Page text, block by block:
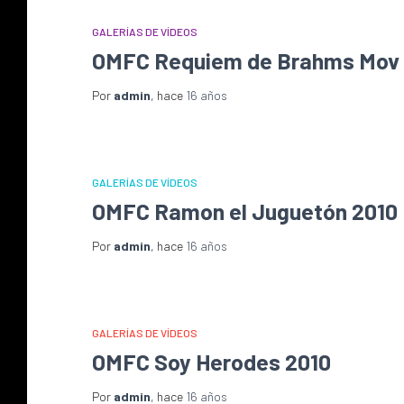
GALERÍAS DE VÍDEOS
OMFC Requiem de Brahms
Por admin, hace 16 años
GALERÍAS DE VÍDEOS
OMFC Ramon el Juguetón 2010
Por admin, hace 16 años
GALERÍAS DE VÍDEOS
OMFC Soy Herodes 2010
Por admin, hace 16 años